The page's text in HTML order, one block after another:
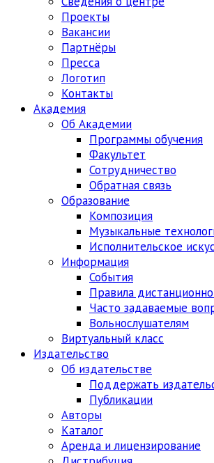
Проекты
Вакансии
Партнёры
Пресса
Логотип
Контакты
Академия
Об Академии
Программы обучения
Факультет
Сотрудничество
Обратная связь
Образование
Композиция
Музыкальные
Исполнительское
Информация
События
Правила
Часто задаваемые
Вольнослушателям
Виртуальный класс
Издательство
Об издательстве
Поддержать
Публикации
Авторы
Каталог
Аренда и лицензирование